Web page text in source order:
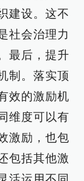
建设。这不
社会治理力
最后，提升
制。落实顶
效的激励机
维度可以有
激励，也包
包括其他激